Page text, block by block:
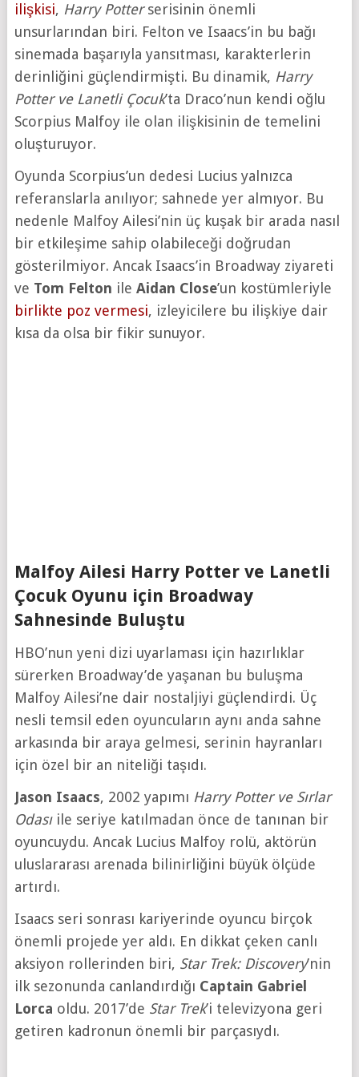
ilişkisi, Harry Potterserisinin önemli
unsurlarından biri. Felton ve Isaacs’in bu bağı
sinemada başarıyla yansıtması, karakterlerin
derinliğini güçlendirmişti. Bu dinamik, Harry
Potter ve Lanetli Çocuk’ta Draco’nun kendi oğlu
Scorpius Malfoy ile olan ilişkisinin de temelini
oluşturuyor.
Oyunda Scorpius’un dedesi Lucius yalnızca
referanslarla anılıyor; sahnede yer almıyor. Bu
nedenle Malfoy Ailesi’nin üç kuşak bir arada nasıl
bir etkileşime sahip olabileceği doğrudan
gösterilmiyor. Ancak Isaacs’in Broadway ziyareti
ve Tom Felton ile Aidan Close’un kostümleriyle
birlikte poz vermesi, izleyicilere bu ilişkiye dair
kısa da olsa bir fikir sunuyor.
Malfoy Ailesi Harry Potter ve Lanetli
Çocuk Oyunu için Broadway
Sahnesinde Buluştu
HBO’nun yeni dizi uyarlaması için hazırlıklar
sürerken Broadway’de yaşanan bu buluşma
Malfoy Ailesi’ne dair nostaljiyi güçlendirdi. Üç
nesli temsil eden oyuncuların aynı anda sahne
arkasında bir araya gelmesi, serinin hayranları
için özel bir an niteliği taşıdı.
Jason Isaacs, 2002 yapımı Harry Potter ve Sırlar
Odası ile seriye katılmadan önce de tanınan bir
oyuncuydu. Ancak Lucius Malfoy rolü, aktörün
uluslararası arenada bilinirliğini büyük ölçüde
artırdı.
Isaacs seri sonrası kariyerinde oyuncu birçok
önemli projede yer aldı. En dikkat çeken canlı
aksiyon rollerinden biri, Star Trek: Discovery’nin
ilk sezonunda canlandırdığı Captain Gabriel
Lorca oldu. 2017’de Star Trek’i televizyona geri
getiren kadronun önemli bir parçasıydı.